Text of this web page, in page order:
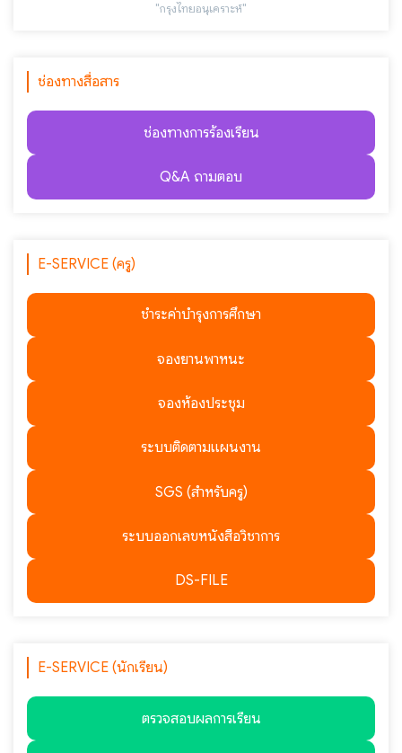
"กรุงไทยอนุเคราะห์"
ช่องทางสื่อสาร
ช่องทางการร้องเรียน
Q&A ถามตอบ
E-SERVICE (ครู)
ชำระค่าบำรุงการศึกษา
จองยานพาหนะ
จองห้องประชุม
ระบบติดตามแผนงาน
SGS (สำหรับครู)
ระบบออกเลขหนังสือวิชาการ
DS-FILE
E-SERVICE (นักเรียน)
ตรวจสอบผลการเรียน